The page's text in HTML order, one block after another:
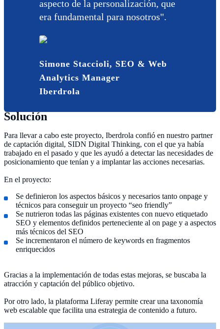
aspecto de la personalización, que
era fundamental para nosotros".
Simone Staccioli, SEO & Web
Analytics Manager
Iberdrola
Solución
Para llevar a cabo este proyecto, Iberdrola confió en nuestro partner
de captación digital, SIDN Digital Thinking, con el que ya había
trabajado en el pasado y que les ayudó a detectar las necesidades de
posicionamiento que tenían y a implantar las acciones necesarias.
En el proyecto:
Se definieron los aspectos básicos y necesarios tanto onpage y
técnicos para conseguir un proyecto “seo friendly”
Se nutrieron todas las páginas existentes con nuevo etiquetado
SEO y elementos definidos perteneciente al on page y a aspectos
más técnicos del SEO
Se incrementaron el número de keywords en fragmentos
enriquecidos
Gracias a la implementación de todas estas mejoras, se buscaba la
atracción y captación del público objetivo.
Por otro lado, la plataforma Liferay permite crear una taxonomía
web escalable que facilita una estrategia de contenido a futuro.